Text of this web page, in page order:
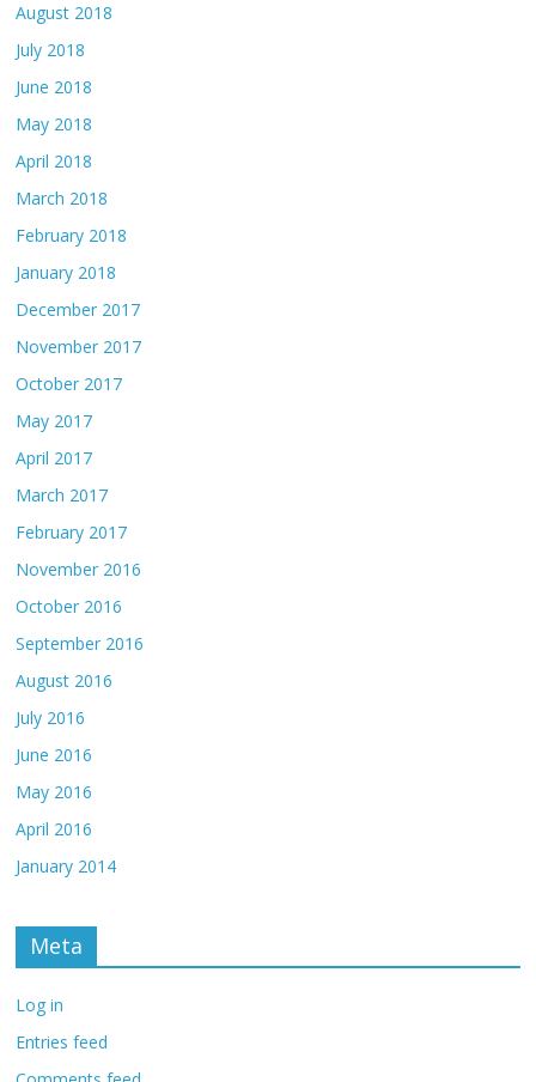
August 2018
July 2018
June 2018
May 2018
April 2018
March 2018
February 2018
January 2018
December 2017
November 2017
October 2017
May 2017
April 2017
March 2017
February 2017
November 2016
October 2016
September 2016
August 2016
July 2016
June 2016
May 2016
April 2016
January 2014
Meta
Log in
Entries feed